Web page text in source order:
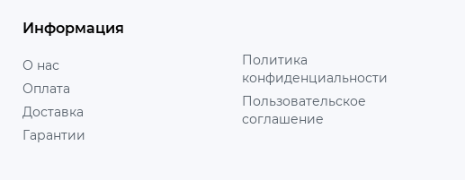
Информация
О нас
Оплата
Доставка
Гарантии
Политика
конфиденциальности
Пользовательское
соглашение